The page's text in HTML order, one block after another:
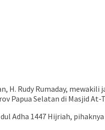
H. Rudy Rumaday,
Papua Selatan di Masjid At-
Adha 1447 Hijriah,